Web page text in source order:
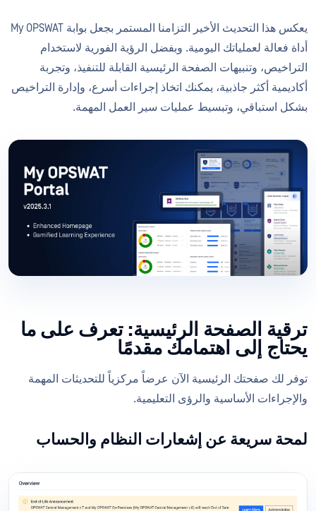
يعكس هذا التحديث الأخير التزامنا المستمر بجعل بوابة My OPSWAT
أداة فعالة لعملياتك اليومية. وبفضل الرؤية الفورية لاستخدام
التراخيص، وتنبيهات الصفحة الرئيسية القابلة للتنفيذ، وتجربة
أكاديمية أكثر جاذبية، يمكنك اتخاذ إجراءات أسرع، وإدارة التراخيص
بشكل استباقي، وتبسيط عمليات سير العمل المهمة.
ترقية الصفحة الرئيسية: تعرف على ما
يحتاج إلى اهتمامك مقدمًا
توفر لك صفحتك الرئيسية الآن عرضاً مركزياً للتحديثات المهمة
والإجراءات الأساسية والرؤى التعليمية.
لمحة سريعة عن إشعارات النظام والحساب